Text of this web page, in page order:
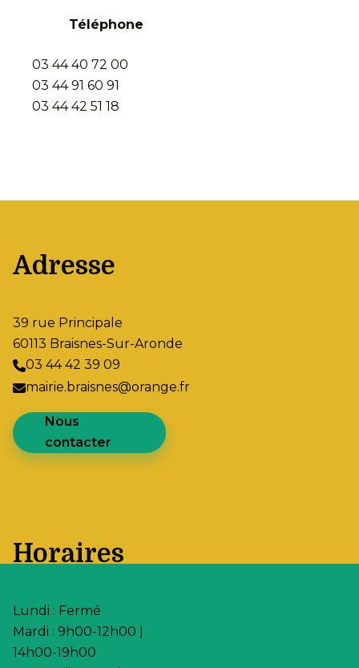
Téléphone
03 44 40 72 00
03 44 91 60 91
03 44 42 51 18
Adresse
39 rue Principale
60113 Braisnes-Sur-Aronde
03 44 42 39 09
mairie.braisnes@orange.fr
Nous
contacter
Horaires
Lundi : Fermé
Mardi : 9h00-12h00 |
14h00-19h00